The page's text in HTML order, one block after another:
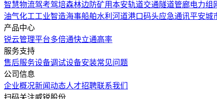
智慧物流驾考驾培森林边防矿用本安轨道交通隧道管廊电力组
油气化工工业智造海事船舶水利河道港口码头应急通讯平安城
产品中心
锐云管理平台多倍通快立通高率
服务支持
售后服务设备调试设备安装常见问题
公司信息
企业概况新闻动态人才招聘联系我们
扫码关注威锐股份